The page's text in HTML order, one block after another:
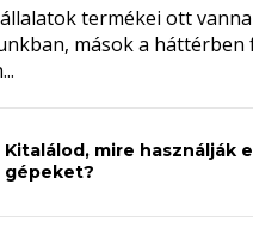
termékei ott
mások a háttérben
Kitalálod, mire használják
gépeket?